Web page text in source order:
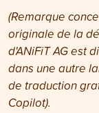
(Remarque
originale de la
d'ANiFiT AG est
dans une autre
de traduction
Copilot).